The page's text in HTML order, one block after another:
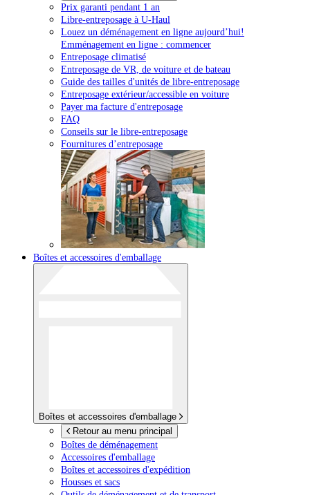
Prix garanti pendant 1 an
Libre-entreposage à U-Haul
Louez un déménagement en ligne aujourd’hui!
Emménagement en ligne : commencer
Entreposage climatisé
Entreposage de VR, de voiture et de bateau
Guide des tailles d'unités de libre-entreposage
Entreposage extérieur/accessible en voiture
Payer ma facture d'entreposage
FAQ
Conseils sur le libre-entreposage
Fournitures d’entreposage
Boîtes et accessoires d'emballage
Boîtes et accessoires d'emballage
Retour au menu principal
Boîtes de déménagement
Accessoires d'emballage
Boîtes et accessoires d'expédition
Housses et sacs